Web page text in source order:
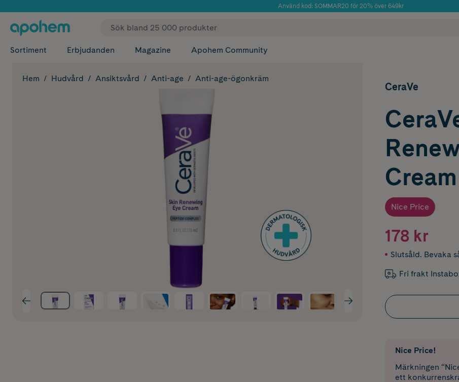
Använd kod: SOMMAR20 för 20% över 649kr
✓ Fri frakt
Sortiment Erbjudanden Magazine Apohem Community
Hem Hudvård Ansiktsvård Anti-age Anti-age-ögonkräm
CeraVe
Nice Price
178 kr
Slutsåld. Bevaka
Fri frakt
Nice Price!
Märkningen
ett